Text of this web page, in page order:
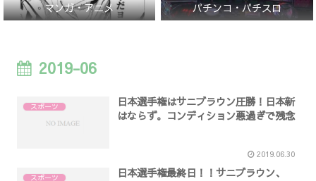
マンガ・アニメ パチンコ・パチスロ
2019-06
スポーツ
日本選手権はサニブラウン圧勝！日本新
はならず。コンディション悪過ぎで残念
2019.06.30
スポーツ
日本選手権最終日！！サニブラウン、